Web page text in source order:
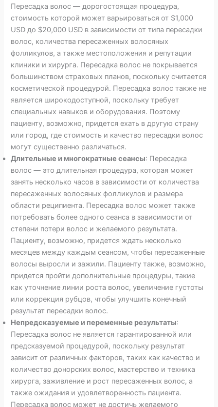
Пересадка волос — дорогостоящая процедура,
стоимость которой может варьироваться от $1,000
USD до $20,000 USD в зависимости от типа пересадки
волос, количества пересаженных волосяных
фолликулов, а также местоположения и репутации
клиники и хирурга. Пересадка волос не покрывается
большинством страховых планов, поскольку считается
косметической процедурой. Пересадка волос также не
является широкодоступной, поскольку требует
специальных навыков и оборудования. Поэтому
пациенту, возможно, придется ехать в другую страну
или город, где стоимость и качество пересадки волос
могут существенно различаться.
Длительные и многократные сеансы: Пересадка
волос — это длительная процедура, которая может
занять несколько часов в зависимости от количества
пересаженных волосяных фолликулов и размера
области реципиента. Пересадка волос может также
потребовать более одного сеанса в зависимости от
степени потери волос и желаемого результата.
Пациенту, возможно, придется ждать несколько
месяцев между каждым сеансом, чтобы пересаженные
волосы выросли и зажили. Пациенту также, возможно,
придется пройти дополнительные процедуры, такие
как уточнение линии роста волос, увеличение густоты
или коррекция рубцов, чтобы улучшить конечный
результат пересадки волос.
Непредсказуемые и переменные результаты:
Пересадка волос не является гарантированной или
предсказуемой процедурой, поскольку результат
зависит от различных факторов, таких как качество и
количество донорских волос, мастерство и техника
хирурга, заживление и рост пересаженных волос, а
также ожидания и удовлетворенность пациента.
Пересадка волос может не достичь желаемого